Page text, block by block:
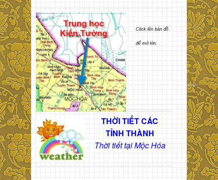
Click lên bản đồ
để mở lớn.
THỜI TIẾT CÁC
TỈNH THÀNH
Thời tiết tại Mộc Hóa